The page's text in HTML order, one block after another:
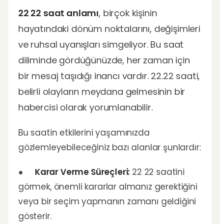
22 22 saat anlamı, birçok kişinin
hayatındaki dönüm noktalarını, değişimleri
ve ruhsal uyanışları simgeliyor. Bu saat
diliminde gördüğünüzde, her zaman için
bir mesaj taşıdığı inancı vardır. 22.22 saati,
belirli olayların meydana gelmesinin bir
habercisi olarak yorumlanabilir.
Bu saatin etkilerini yaşamınızda
gözlemleyebileceğiniz bazı alanlar şunlardır:
● Karar Verme Süreçleri: 22 22 saatini
görmek, önemli kararlar almanız gerektiğini
veya bir seçim yapmanın zamanı geldiğini
gösterir.